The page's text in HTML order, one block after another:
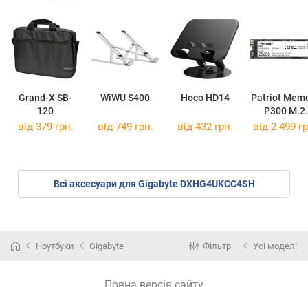
Grand-X SB-
120
WiWU S400 Hoco HD14
Patriot
P300 M.2
від 379 грн. від 749 грн. від 432 грн. від 2 499
Всі аксесуари для Gigabyte DXHG4UKCC4SH
Ноутбуки Gigabyte Фільтр Усі моделі